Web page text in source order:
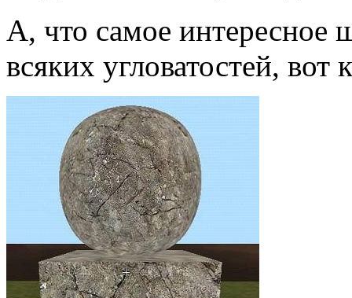
А, что самое интересное
всяких угловатостей, вот